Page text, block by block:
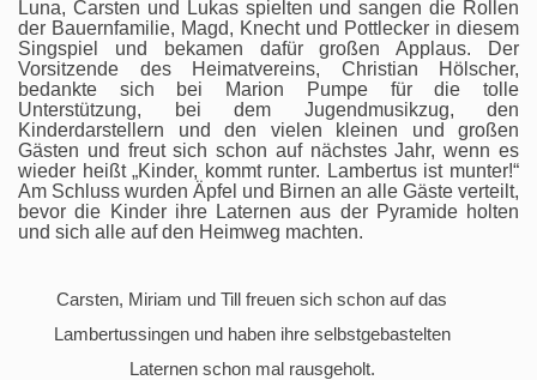
Luna, Carsten und Lukas spielten und sangen die Rollen
der Bauernfamilie, Magd, Knecht und Pottlecker in diesem
Singspiel und bekamen dafür großen Applaus. Der
Vorsitzende des Heimatvereins, Christian Hölscher,
bedankte sich bei Marion Pumpe für die tolle
Unterstützung, bei dem Jugendmusikzug, den
Kinderdarstellern und den vielen kleinen und großen
Gästen und freut sich schon auf nächstes Jahr, wenn es
wieder heißt „Kinder, kommt runter. Lambertus ist munter!“
Am Schluss wurden Äpfel und Birnen an alle Gäste verteilt,
bevor die Kinder ihre Laternen aus der Pyramide holten
und sich alle auf den Heimweg machten.
Carsten, Miriam und Till freuen sich schon auf das
Lambertussingen und haben ihre selbstgebastelten
Laternen schon mal rausgeholt.